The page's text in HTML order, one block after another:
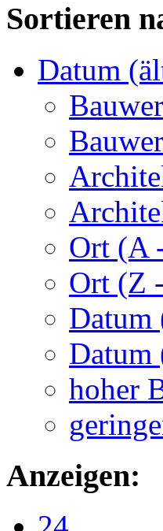
Sortieren
Datum
Ort (A
Ort (Z
Datum
Datum
hoher
Anzeigen: